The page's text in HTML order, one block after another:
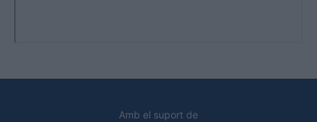
Amb el suport de